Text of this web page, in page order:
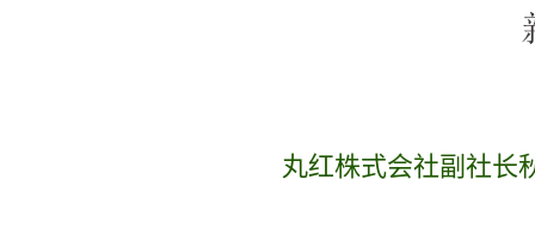
丸红株式会社副社长